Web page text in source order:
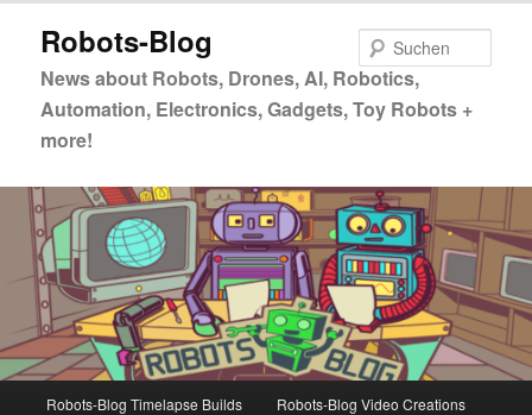
primären
springen
sekundären
springen
Robots-Blog
News about Robots, Drones, AI, Robotics,
Automation, Electronics, Gadgets, Toy Robots +
more!
Robots-Blog Timelapse Builds Robots-Blog Video Creations